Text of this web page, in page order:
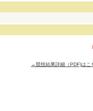
→競技結果詳細（PDF)はこ